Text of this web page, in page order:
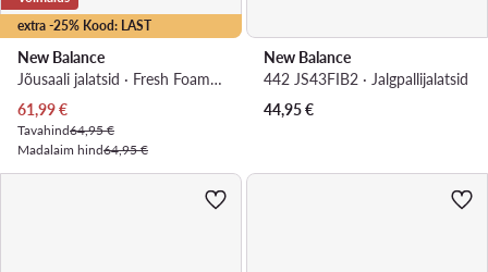
extra -25% Kood: LAST
New Balance
Jõusaali jalatsid · Fresh Foam 625 G625V1_KP · Helesinine
Praegune hind
61,99€
Tavahind64,95 €
Madalaim hind64,95 €
New Balance
442 JS43FIB2 · Jalgpallijalatsid
44,95€